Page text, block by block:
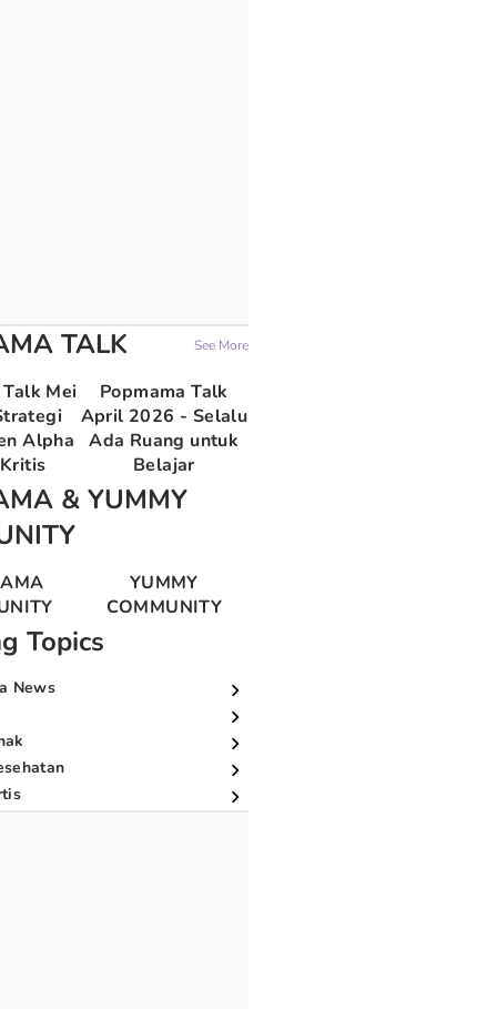
TALK See More
Mei
Alpha
Popmama Talk
April 2026 - Selalu
Ada Ruang untuk
Belajar
& YUMMY
YUMMY
COMMUNITY
Topics
News